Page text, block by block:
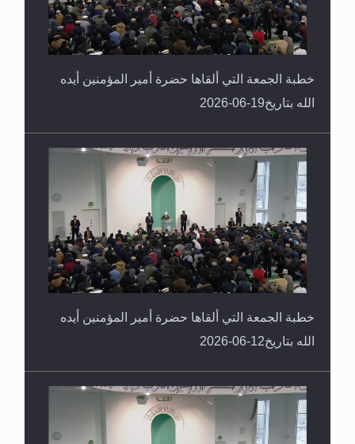
خطبة الجمعة التي ألقاها حضرة أمير المؤمنين أيده
الله بتاريخ19-06-2026
خطبة الجمعة التي ألقاها حضرة أمير المؤمنين أيده
الله بتاريخ12-06-2026